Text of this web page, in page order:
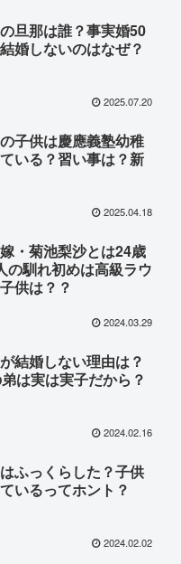
旦那は誰？事実婚50
婚しないのはなぜ？
2025.07.20
子供は慶應義塾幼稚
いる？習い事は？新
2025.04.18
・菊池梨沙とは24歳
の馴れ初めは高級ラウ
供は？？
2024.03.29
結婚しない理由は？
は実は実子だから？
2024.02.16
ふっくらした？子供
いるってホント？
2024.02.02